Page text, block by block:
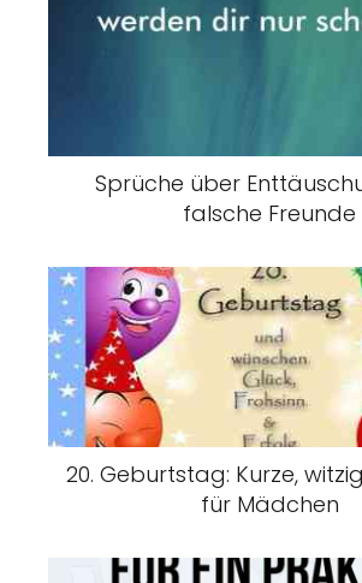
Sprüche über
falsche Freunde
20. Geburtstag: Kurze,
für Mädchen